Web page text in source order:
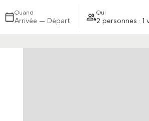
Quand
Arrivée — Départ
Qui
2 personnes · 1